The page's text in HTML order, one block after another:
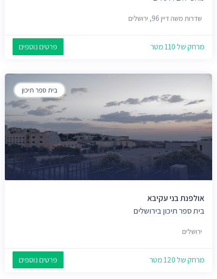
שדרות משה דיין 96, ירושלים
מרחק של 110 מטר פרטים נוספים
בית ספר תיכון
אולפנת בני עקיבא
בית ספר תיכון בירושלים
ירושלים
מרחק של 120 מטר פרטים נוספים